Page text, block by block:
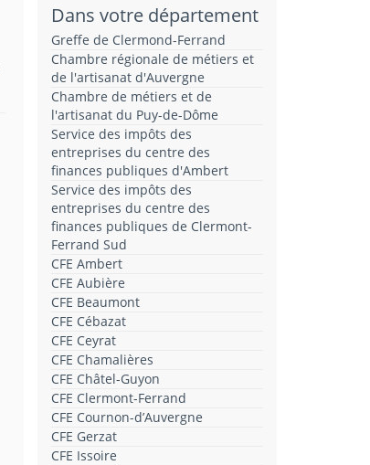
Dans votre département
Greffe de Clermond-Ferrand
Chambre régionale de métiers et
de l'artisanat d'Auvergne
Chambre de métiers et de
l'artisanat du Puy-de-Dôme
Service des impôts des
entreprises du centre des
finances publiques d'Ambert
Service des impôts des
entreprises du centre des
finances publiques de Clermont-
Ferrand Sud
CFE Ambert
CFE Aubière
CFE Beaumont
CFE Cébazat
CFE Ceyrat
CFE Chamalières
CFE Châtel-Guyon
CFE Clermont-Ferrand
CFE Cournon-d’Auvergne
CFE Gerzat
CFE Issoire